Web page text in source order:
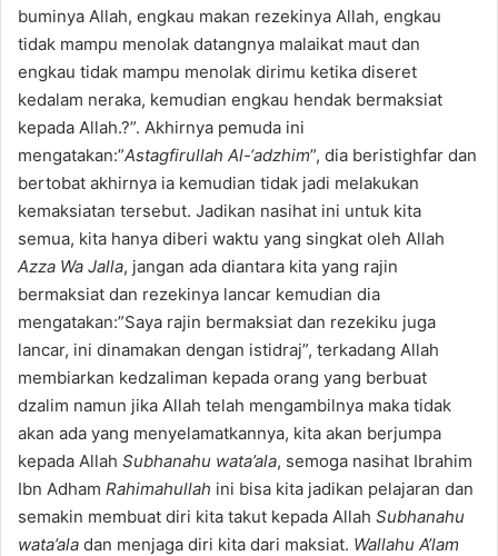
buminya Allah, engkau makan rezekinya Allah, engkau
tidak mampu menolak datangnya malaikat maut dan
engkau tidak mampu menolak dirimu ketika diseret
kedalam neraka, kemudian engkau hendak bermaksiat
kepada Allah.?”. Akhirnya pemuda ini
mengatakan:”Astagfirullah Al-‘adzhim”, dia beristighfar dan
bertobat akhirnya ia kemudian tidak jadi melakukan
kemaksiatan tersebut. Jadikan nasihat ini untuk kita
semua, kita hanya diberi waktu yang singkat oleh Allah
Azza Wa Jalla, jangan ada diantara kita yang rajin
bermaksiat dan rezekinya lancar kemudian dia
mengatakan:”Saya rajin bermaksiat dan rezekiku juga
lancar, ini dinamakan dengan istidraj”, terkadang Allah
membiarkan kedzaliman kepada orang yang berbuat
dzalim namun jika Allah telah mengambilnya maka tidak
akan ada yang menyelamatkannya, kita akan berjumpa
kepada Allah Subhanahu wata’ala, semoga nasihat Ibrahim
Ibn Adham Rahimahullah ini bisa kita jadikan pelajaran dan
semakin membuat diri kita takut kepada Allah Subhanahu
wata’ala dan menjaga diri kita dari maksiat. Wallahu A’lam